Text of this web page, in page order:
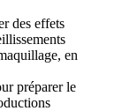
des effets
en
préparer le